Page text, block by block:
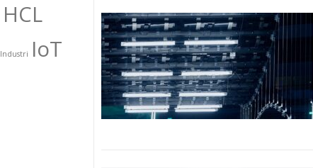
HCL
Industri IoT